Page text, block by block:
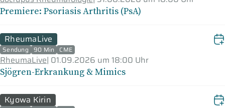
Premiere: Psoriasis Arthritis (PsA)
RheumaLive
Sendung 90 Min CME
RheumaLive| 01.09.2026 um 18:00 Uhr
Sjögren-Erkrankung & Mimics
Kyowa Kirin